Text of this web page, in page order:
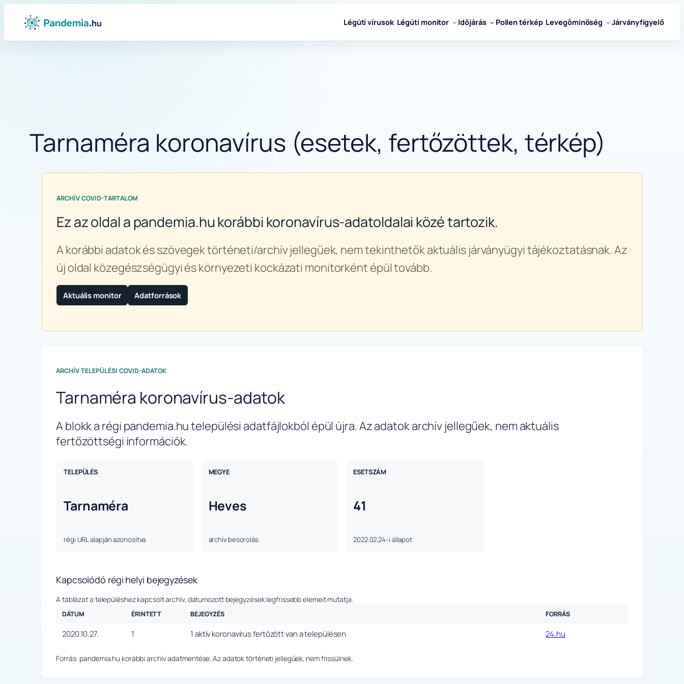
Ugrás
tartalomhoz
Légúti vírusok Légúti monitor Időjárás Pollen térkép Levegőminőség Járványfigyelő
Tarnaméra koronavírus (esetek, fertőzöttek, térkép)
ARCHÍV COVID-TARTALOM
Ez az oldal a pandemia.hu korábbi koronavírus-adatoldalai közé tartozik.
A korábbi adatok és szövegek történeti/archív jellegűek, nem tekinthetők aktuális járványügyi tájékoztatásnak. Az
új oldal közegészségügyi és környezeti kockázati monitorként épül tovább.
Aktuális monitor Adatforrások
ARCHÍV TELEPÜLÉSI COVID-ADATOK
Tarnaméra koronavírus-adatok
A blokk a régi pandemia.hu települési adatfájlokból épül újra. Az adatok archív jellegűek, nem aktuális
fertőzöttségi információk.
TELEPÜLÉS
Tarnaméra
régi URL alapján azonosítva
MEGYE
Heves
archív besorolás
ESETSZÁM
41
2022.02.24-i állapot
Kapcsolódó régi helyi bejegyzések
A táblázat a településhez kapcsolt archív, dátumozott bejegyzések legfrissebb elemeit mutatja.
DÁTUM ÉRINTETT BEJEGYZÉS FORRÁS
2020.10.27. 1 1 aktív koronavírus fertőzött van a településen 24.hu
Forrás: pandemia.hu korábbi archív adatmentése. Az adatok történeti jellegűek, nem frissülnek.